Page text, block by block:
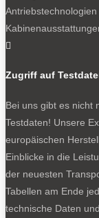

Zugriff auf
Bei uns gibt es nicht
Testdaten! Unsere
europäischen
Einblicke in die
der neuesten
Tabellen am Ende
technische Daten